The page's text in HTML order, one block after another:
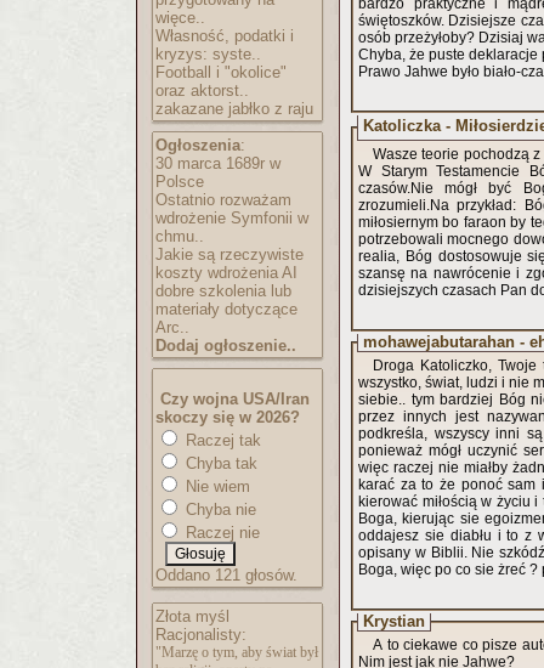
więce..
Własność, podatki i
kryzys: syste..
Football i "okolice"
oraz aktorst..
zakazane jabłko z raju
Ogłoszenia:
30 marca 1689r w
Polsce
Ostatnio rozważam
wdrożenie Symfonii w
chmu..
Jakie są rzeczywiste
koszty wdrożenia AI
dobre szkolenia lub
materiały dotyczące
Arc..
Dodaj ogłoszenie..
Czy wojna USA/Iran
skoczy się w 2026?
Raczej tak
Chyba tak
Nie wiem
Chyba nie
Raczej nie
Oddano 121 głosów.
Złota myśl
Racjonalisty:
"Marzę o tym, aby świat był
bardzo praktyczne i
świętoszków. Dzisiejsze
osób przeżyłoby? Dzisiaj
Chyba, że puste
Prawo Jahwe było biało-
Katoliczka -
Wasze teorie pochodzą
W Starym Testamencie
czasów.Nie mógł być
zrozumieli.Na przykład:
miłosiernym bo faraon by
potrzebowali mocnego
realia, Bóg dostosowuje
szansę na nawrócenie i
dzisiejszych czasach Pan
mohawejabutarahan -
Droga Katoliczko,
wszystko, świat, ludzi i nie
siebie.. tym bardziej Bóg
przez innych jest
podkreśla, wszyscy inni
ponieważ mógł uczynić
więc raczej nie miałby
karać za to że ponoć sam
kierować miłością w życiu
Boga, kierując sie
oddajesz sie diabłu i to z
opisany w Biblii. Nie
Boga, więc po co sie żreć ?
Krystian
A to ciekawe co pisze
Nim jest jak nie Jahwe?